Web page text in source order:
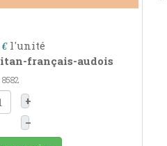
€ l'unité
français-audois
8582
+
–